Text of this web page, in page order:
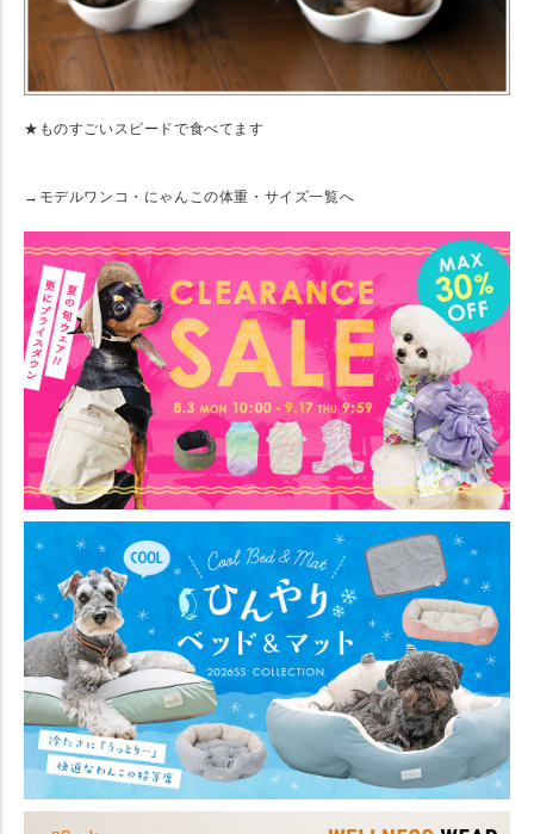
★ものすごいスピードで食べてます
→モデルワンコ・にゃんこの体重・サイズ一覧へ